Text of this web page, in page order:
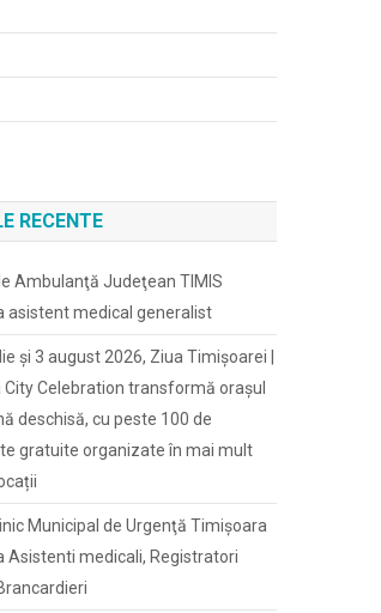
RECENTE
Ambulanţă Judeţean TIMIS
asistent medical generalist
și 3 august 2026, Ziua Timișoarei |
Celebration transformă orașul
deschisă, cu peste 100 de
gratuite organizate în mai mult
Municipal de Urgenţă Timişoara
Asistenti medicali, Registratori